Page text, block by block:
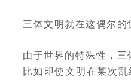
三体文明就在这偶尔的
由于世界的特殊性，三
比如即使文明在某次